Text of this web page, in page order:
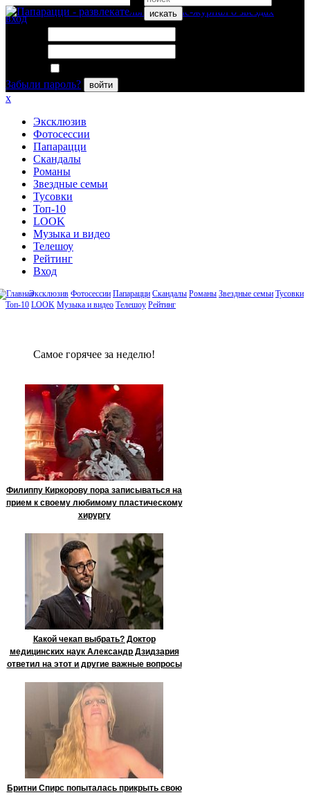
искать
вход
Забыли пароль?
войти
x
Эксклюзив
Фотосессии
Папарацци
Скандалы
Романы
Звездные семьи
Тусовки
Топ-10
LOOK
Музыка и видео
Телешоу
Рейтинг
Вход
Эксклюзив Фотосессии Папарацци Скандалы Романы Звездные семьи Тусовки
Топ-10 LOOK Музыка и видео Телешоу Рейтинг
Сaмое гoрячее за неделю!
Филиппу Киркорову пора записываться на
прием к своему любимому пластическому
хирургу
Какой чекап выбрать? Доктор
медицинских наук Александр Дзидзария
ответил на этот и другие важные вопросы
Бритни Спирс попыталась прикрыть свою